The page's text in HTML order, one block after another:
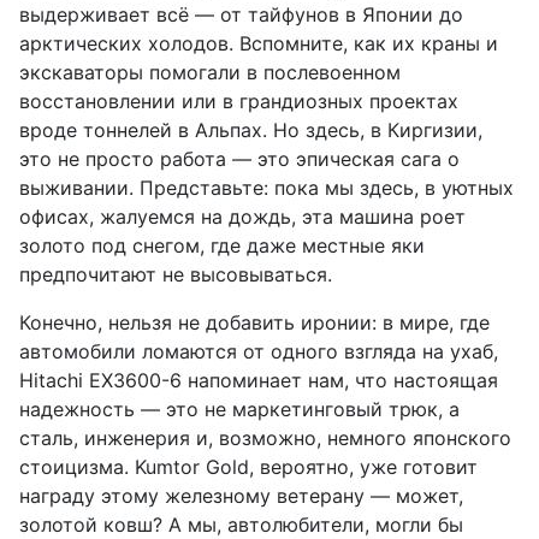
выдерживает всё — от тайфунов в Японии до
арктических холодов. Вспомните, как их краны и
экскаваторы помогали в послевоенном
восстановлении или в грандиозных проектах
вроде тоннелей в Альпах. Но здесь, в Киргизии,
это не просто работа — это эпическая сага о
выживании. Представьте: пока мы здесь, в уютных
офисах, жалуемся на дождь, эта машина роет
золото под снегом, где даже местные яки
предпочитают не высовываться.
Конечно, нельзя не добавить иронии: в мире, где
автомобили ломаются от одного взгляда на ухаб,
Hitachi EX3600-6 напоминает нам, что настоящая
надежность — это не маркетинговый трюк, а
сталь, инженерия и, возможно, немного японского
стоицизма. Kumtor Gold, вероятно, уже готовит
награду этому железному ветерану — может,
золотой ковш? А мы, автолюбители, могли бы